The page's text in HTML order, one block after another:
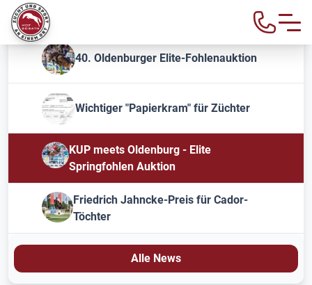
40. Oldenburger Elite-Fohlenauktion
Wichtiger "Papierkram" für Züchter
KUP meets Oldenburg - Elite
Springfohlen Auktion
Friedrich Jahncke-Preis für Cador-
Töchter
Alle News